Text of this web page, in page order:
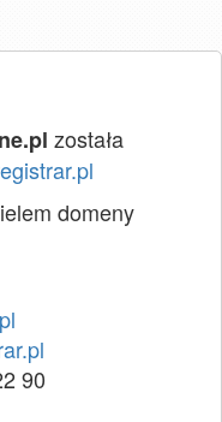
została
domeny
90